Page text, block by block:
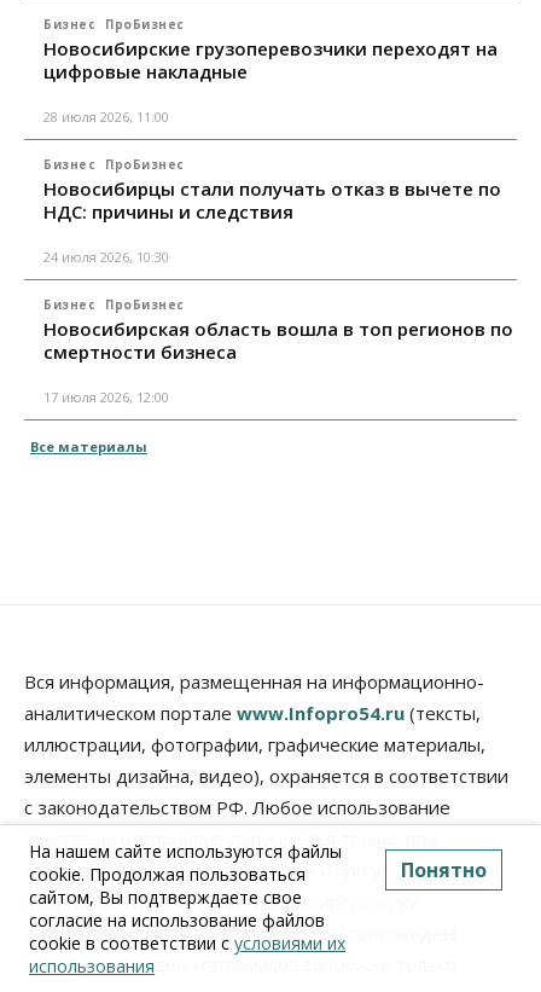
Бизнес ПроБизнес
Новосибирские грузоперевозчики переходят на
цифровые накладные
28 июля 2026, 11:00
Бизнес ПроБизнес
Новосибирцы стали получать отказ в вычете по
НДС: причины и следствия
24 июля 2026, 10:30
Бизнес ПроБизнес
Новосибирская область вошла в топ регионов по
смертности бизнеса
17 июля 2026, 12:00
Все материалы
Вся информация, размещенная на информационно-
аналитическом портале www.Infopro54.ru (тексты,
иллюстрации, фотографии, графические материалы,
элементы дизайна, видео), охраняется в соответствии
с законодательством РФ. Любое использование
текстовых материалов допускается только при
соблюдении правил перепечатки и при упоминании
Infopro54.ru и наличии активной гиперссылки
наinfopro54.ru. Использование (воспроизведение)
всех фото и видео-материалов возможно только с
На нашем сайте используются файлы
cookie. Продолжая пользоваться
сайтом, Вы подтверждаете свое
согласие на использование файлов
cookie в соответствии с условиями их
использования
Понятно